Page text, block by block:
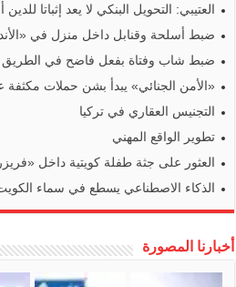
العتيبي: التحويل البنكي لا يعد إثباتا
ضبط أسلحة وقنابل داخل منزل في
ضبط شاب وفتاة بفعل فاضح في الطريق
«الأمن الجنائي» يبدأ بشن حملات مكثفة
التجنيس العقاري في تركيا
تطوير الواقع المهني
العثور على جثة طفلة كويتية داخل
الذكاء الاصطناعي يسطع في سماء
أخبارنا المصورة